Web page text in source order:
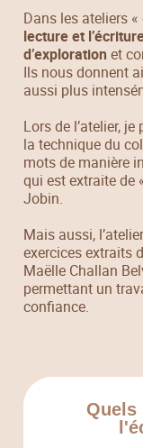
Dans les ateliers
lecture et
d’exploration et
Ils nous donnent
aussi plus
Lors de l’atelier,
la technique du
mots de manière
qui est extraite de
Jobin.
Mais aussi,
exercices extraits
Maëlle Challan
permettant un
confiance.
Quels